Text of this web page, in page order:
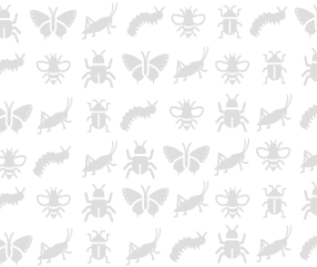
příspěvek